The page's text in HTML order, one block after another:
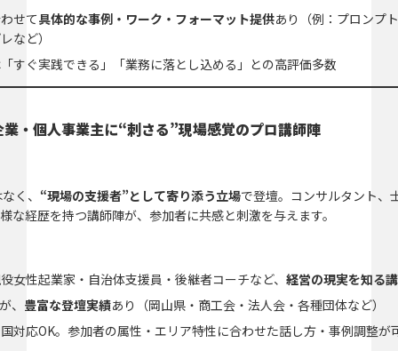
せて具体的な事例・ワーク・フォーマット提供あり（例：プロンプ
など）
すぐ実践できる」「業務に落とし込める」との高評価多数
・個人事業主に“刺さる”現場感覚のプロ講師陣
く、 “現場の支援者”として寄り添う立場で登壇。コンサルタント、
な経歴を持つ講師陣が、参加者に共感と刺激を与えます。
女性起業家・自治体支援員・後継者コーチなど、 経営の現実を知る
、 豊富な登壇実績あり（岡山県・商工会・法人会・各種団体など）
対応OK。参加者の属性・エリア特性に合わせた話し方・事例調整が